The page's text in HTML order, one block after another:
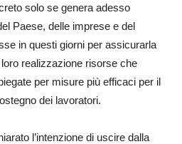
solo se genera adesso
Paese, delle imprese e del
in questi giorni per assicurarla
realizzazione risorse che
per misure più efficaci per il
dei lavoratori.
l’intenzione di uscire dalla